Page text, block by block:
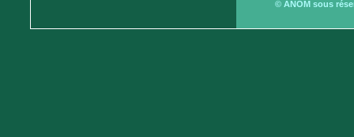
© ANOM sous